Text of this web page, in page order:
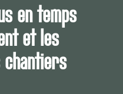
en temps
et les
chantiers